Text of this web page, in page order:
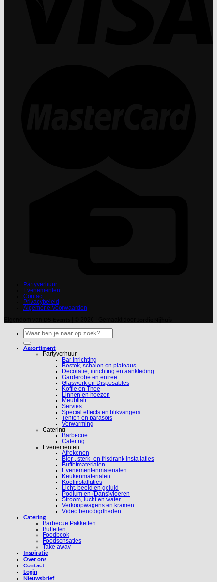
Partyverhuur
Evenementen
Contact
Privacybeleid
Algemene Voorwaarden
Zoeken
naar:
Assortiment
Partyverhuur
Bar Inrichting
Bestek, schalen en plateaus
Decoratie, inrichting en aankleding
Garderobe en entree
Glaswerk en Disposables
Koffie en Thee
Linnen en hoezen
Meubilair
Servies
Special effects en blikvangers
Tenten en parasols
Verwarming
Catering
Barbecue
Catering
Evenementen
Afrekenen
Bier-, sterk- en frisdrank installaties
Buffetmaterialen
Evenementenmaterialen
Keukenmaterialen
Koelinstallaties
Licht, beeld en geluid
Podium en (Dans)vloeren
Stroom, lucht en water
Verkoopwagens en kramen
Video benodigdheden
Catering
Barbecue Pakketten
Buffetten
Foodbook
Foodsensaties
Take away
Inspiratie
Over ons
Contact
Login
Nieuwsbrief